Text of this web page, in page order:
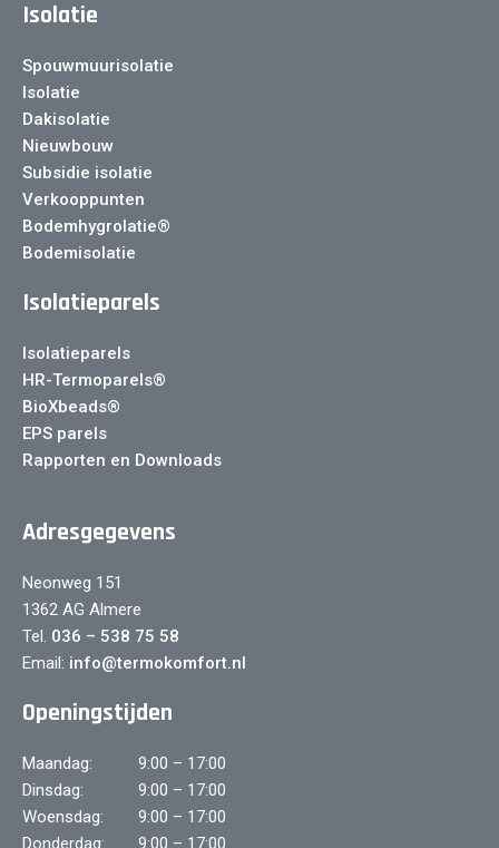
Isolatie
Spouwmuurisolatie
Isolatie
Dakisolatie
Nieuwbouw
Subsidie isolatie
Verkooppunten
Bodemhygrolatie®
Bodemisolatie
Isolatieparels
Isolatieparels
HR-Termoparels®
BioXbeads®
EPS parels
Rapporten en Downloads
Adresgegevens
Neonweg 151
1362 AG Almere
Tel. 036 – 538 75 58
Email: info@termokomfort.nl
Openingstijden
Maandag:
9:00 – 17:00
Dinsdag:
9:00 – 17:00
Woensdag:
9:00 – 17:00
Donderdag:
9:00 – 17:00